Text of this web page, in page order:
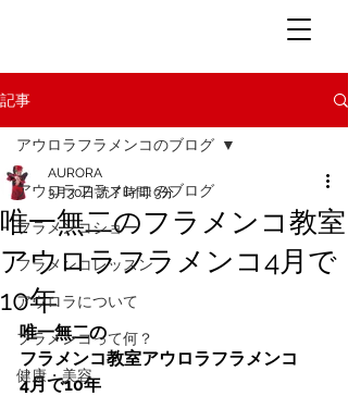
記事
アウロラフラメンコのブログ
フラメンコショー
フラメンコレッスン
アウロラについて
フラメンコって何？
健康・美容
アウロラフラメンコのブログ
唯一無二のフラメンコ教室
アウロラフラメンコ4月で
10年
AURORA
3月30日読了時間: 3分
唯一無二の
フラメンコ教室アウロラフラメンコ
4月で10年